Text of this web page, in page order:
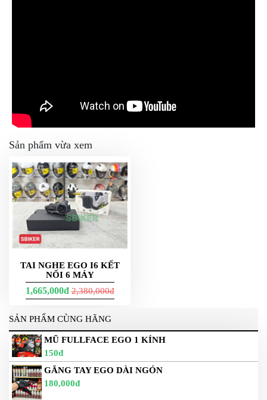
Sản phẩm vừa xem
TAI NGHE EGO I6 KẾT
NỐI 6 MÁY
1,665,000đ2,380,000đ
SẢN PHẨM CÙNG HÃNG
MŨ FULLFACE EGO 1 KÍNH
150đ
GĂNG TAY EGO DÀI NGÓN
180,000đ